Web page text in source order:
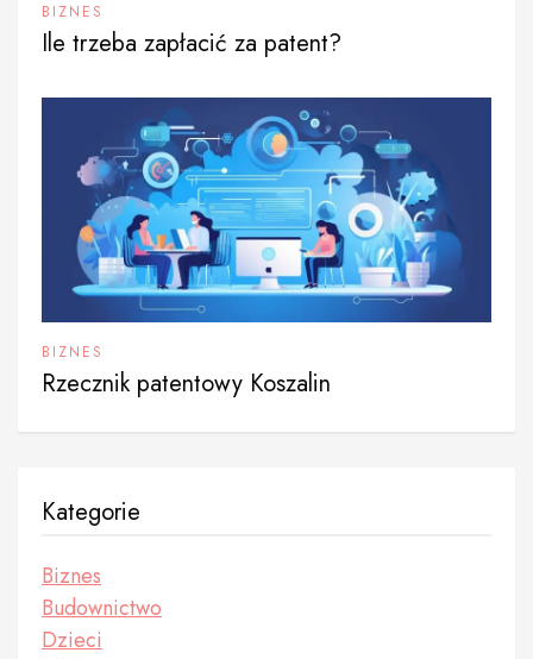
BIZNES
Ile trzeba zapłacić za patent?
BIZNES
Rzecznik patentowy Koszalin
Kategorie
Biznes
Budownictwo
Dzieci